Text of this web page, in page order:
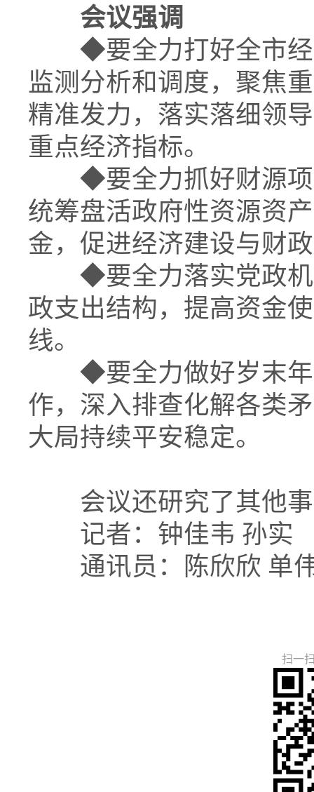
会议强调
◆要全力打好全市
监测分析和调度，聚焦
精准发力，落实落细领
重点经济指标。
◆要全力抓好财源
统筹盘活政府性资源资
金，促进经济建设与财
◆要全力落实党政
政支出结构，提高资金
线。
◆要全力做好岁末
作，深入排查化解各类
大局持续平安稳定。
会议还研究了其他事
记者：钟佳韦 孙实
通讯员：陈欣欣 单
扫一